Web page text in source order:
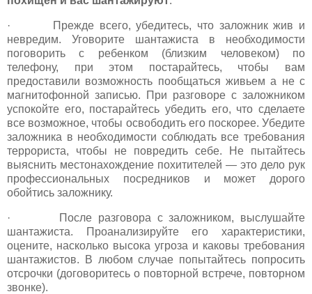
· Прежде всего, убедитесь, что заложник жив и
невредим. Уговорите шантажиста в необходимости
поговорить с ребенком (близким человеком) по
телефону, при этом постарайтесь, чтобы вам
предоставили возможность пообщаться живьем а не с
магнитофонной записью. При разговоре с заложником
успокойте его, постарайтесь убедить его, что сделаете
все возможное, чтобы освободить его поскорее. Убедите
заложника в необходимости соблюдать все требования
террориста, чтобы не повредить себе. Не пытайтесь
выяснить местонахождение похитителей — это дело рук
профессиональных посредников и может дорого
обойтись заложнику.
· После разговора с заложником, выслушайте
шантажиста. Проанализируйте его характеристики,
оцените, насколько высока угроза и каковы требования
шантажистов. В любом случае попытайтесь попросить
отсрочки (договоритесь о повторной встрече, повторном
звонке).